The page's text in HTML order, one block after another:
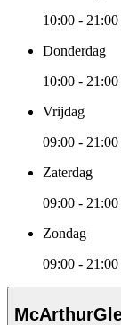
10:00 - 21:00
Donderdag
10:00 - 21:00
Vrijdag
09:00 - 21:00
Zaterdag
09:00 - 21:00
Zondag
09:00 - 21:00